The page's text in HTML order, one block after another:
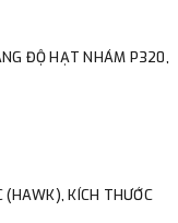
ĐỘ HẠT NHÁM P320,
(HAWK), KÍCH THƯỚC